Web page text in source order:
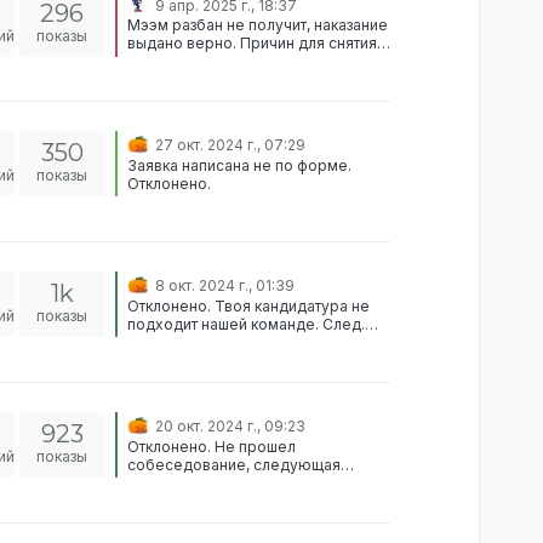
296
показы
9 апр. 2025 г., 18:37
Мээм разбан не получит, наказание
выдано верно. Причин для снятия/
350
показы
27 окт. 2024 г., 07:29
Заявка написана не по форме.
Отклонено.
1k
показы
8 окт. 2024 г., 01:39
Отклонено. Твоя кандидатура не
подходит нашей команде. След.
923
показы
20 окт. 2024 г., 09:23
Отклонено. Не прошел
собеседование, следующая